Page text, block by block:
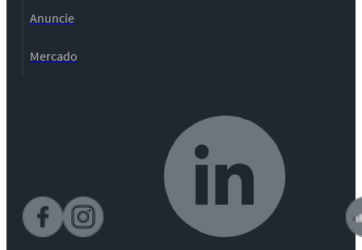
Anuncie
Mercado